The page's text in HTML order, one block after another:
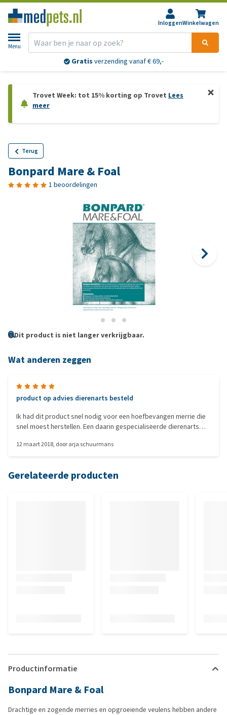
InloggenWinkelwagen
Menu
Gratis verzending vanaf € 69,-
Trovet Week: tot 15% korting op Trovet Lees
meer
Terug
Bonpard Mare & Foal
1 beoordelingen
Dit product is niet langer verkrijgbaar.
Wat anderen zeggen
product op advies dierenarts besteld
Ik had dit product snel nodig voor een hoefbevangen merrie die
snel moest herstellen. Een daarin gespecialiseerde dierenarts
Het is uit voorraad geleverd en was er heel snel. De merrie eet het
12 maart 2018, doorarja schuurmans
Gerelateerde producten
Productinformatie
Bonpard Mare & Foal
Drachtige en zogende merries en opgroeiende veulens hebben andere